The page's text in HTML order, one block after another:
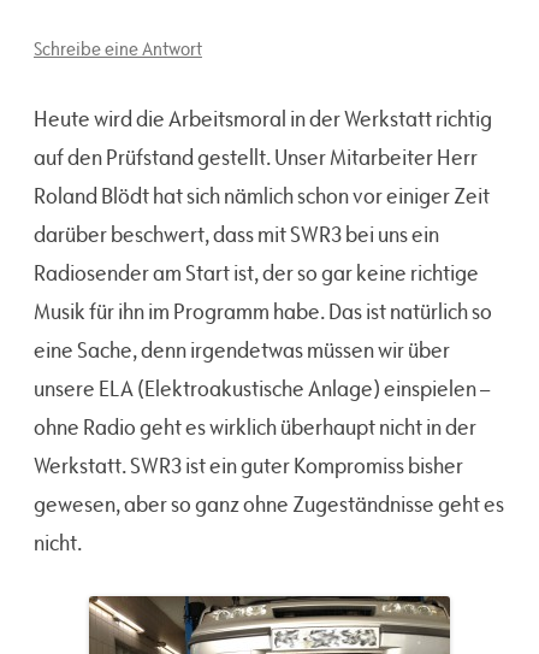
Schreibe eine Antwort
Heute wird die Arbeitsmoral in der Werkstatt richtig
auf den Prüfstand gestellt. Unser Mitarbeiter Herr
Roland Blödt hat sich nämlich schon vor einiger Zeit
darüber beschwert, dass mit SWR3 bei uns ein
Radiosender am Start ist, der so gar keine richtige
Musik für ihn im Programm habe. Das ist natürlich so
eine Sache, denn irgendetwas müssen wir über
unsere ELA (Elektroakustische Anlage) einspielen –
ohne Radio geht es wirklich überhaupt nicht in der
Werkstatt. SWR3 ist ein guter Kompromiss bisher
gewesen, aber so ganz ohne Zugeständnisse geht es
nicht.